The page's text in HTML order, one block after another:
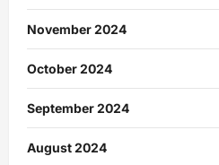
November 2024
October 2024
September 2024
August 2024